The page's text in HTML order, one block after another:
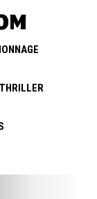
THRILLER